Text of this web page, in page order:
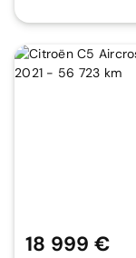
18 999 €